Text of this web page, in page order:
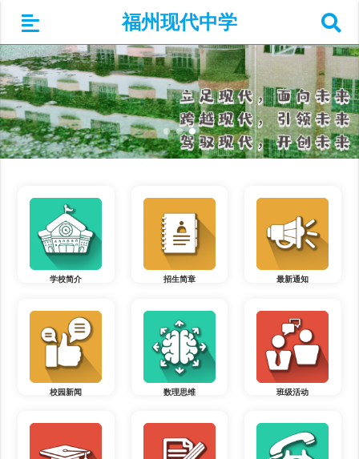
福州现代中学
学校简介 招生简章 最新通知
校园新闻 数理思维 班级活动